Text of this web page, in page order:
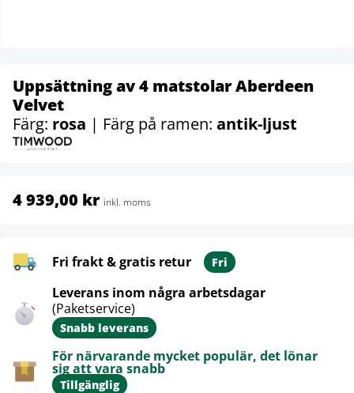
Uppsättning av 4 matstolar Aberdeen
Velvet
Färg: rosa | Färg på ramen: antik-ljust
4 939,00 kr inkl. moms
Fri frakt & gratis retur Fri
Leverans inom några arbetsdagar
(Paketservice)
Snabb leverans
För närvarande mycket populär, det lönar
sig att vara snabb
Tillgänglig